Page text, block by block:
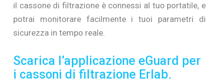
il cassone di filtrazione è connessi al tuo portatile, e
potrai monitorare facilmente i tuoi parametri di
sicurezza in tempo reale.
Scarica l’applicazione eGuard per
i cassoni di filtrazione Erlab.